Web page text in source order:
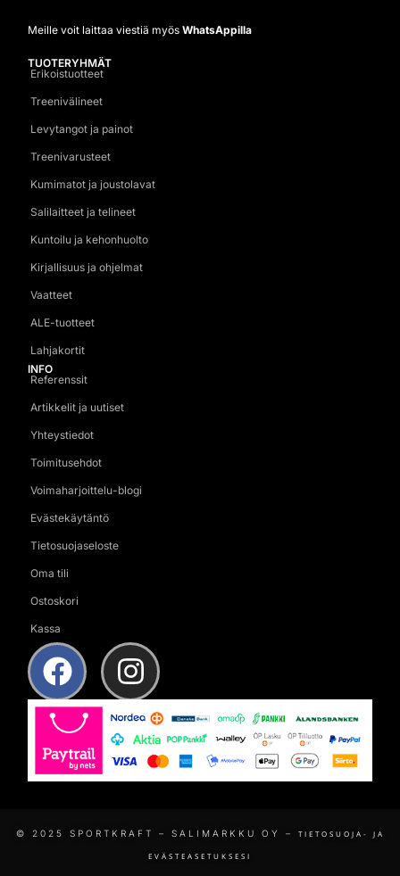
Meille voit laittaa viestiä myös WhatsAppilla
TUOTERYHMÄT
Erikoistuotteet
Treenivälineet
Levytangot ja painot
Treenivarusteet
Kumimatot ja joustolavat
Salilaitteet ja telineet
Kuntoilu ja kehonhuolto
Kirjallisuus ja ohjelmat
Vaatteet
ALE-tuotteet
Lahjakortit
INFO
Referenssit
Artikkelit ja uutiset
Yhteystiedot
Toimitusehdot
Voimaharjoittelu-blogi
Evästekäytäntö
Tietosuojaseloste
Oma tili
Ostoskori
Kassa
© 2025 SPORTKRAFT – SALIMARKKU OY – TIETOSUOJA- JA
EVÄSTEASETUKSESI